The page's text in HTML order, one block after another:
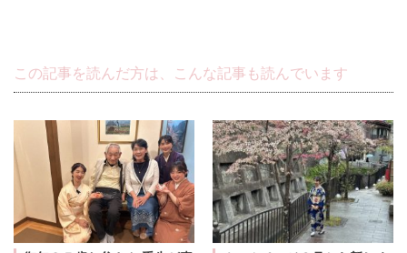
この記事を読んだ方は、こんな記事も読んでいます